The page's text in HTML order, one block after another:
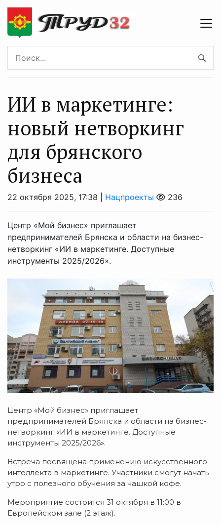
ИИ в маркетинге:
новый нетворкинг
для брянского
бизнеса
22 октября 2025, 17:38 | Нацпроекты 236
Центр «Мой бизнес» приглашает
предпринимателей Брянска и области на бизнес-
нетворкинг «ИИ в маркетинге. Доступные
инструменты 2025/2026».
Центр «Мой бизнес» приглашает
предпринимателей Брянска и области на бизнес-
нетворкинг «ИИ в маркетинге. Доступные
инструменты 2025/2026».
Встреча посвящена применению искусственного
интеллекта в маркетинге. Участники смогут начать
утро с полезного обучения за чашкой кофе.
Мероприятие состоится 31 октября в 11:00 в
Европейском зале (2 этаж).